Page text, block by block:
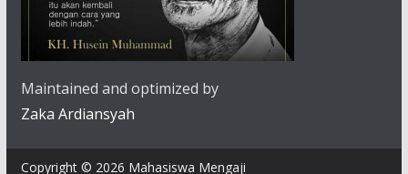
Maintained and optimized by
Zaka Ardiansyah
Copyright © 2026 Mahasiswa Mengaji